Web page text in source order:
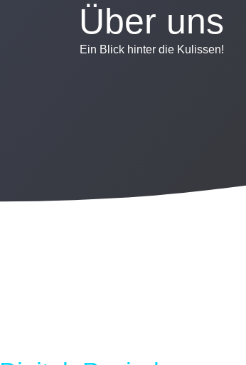
Über uns
Ein Blick hinter die Kulissen!